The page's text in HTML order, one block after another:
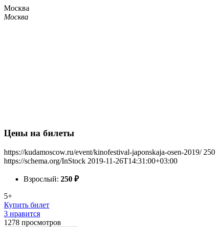
Москва
Москва
Цены на билеты
https://kudamoscow.ru/event/kinofestival-japonskaja-osen-2019/ 250
https://schema.org/InStock 2019-11-26T14:31:00+03:00
Взрослый: 250 ₽
5+
Купить билет
3 нравится
1278 просмотров